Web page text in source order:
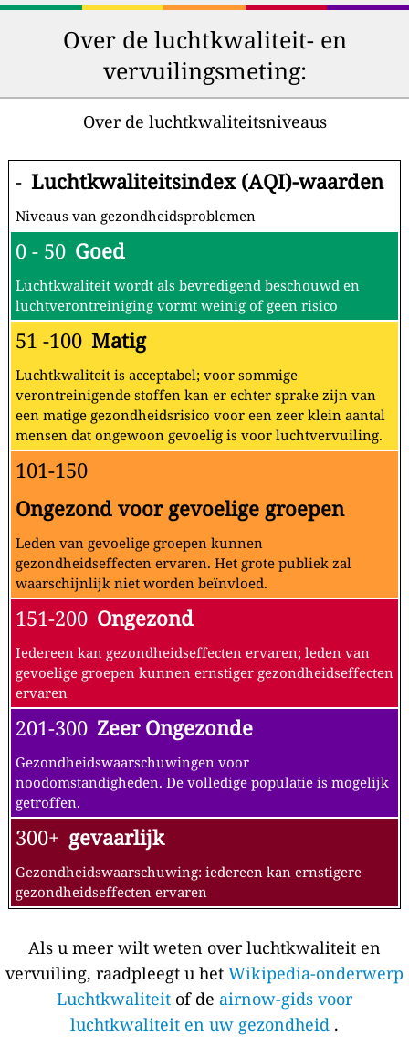
Over de luchtkwaliteit- en
vervuilingsmeting:
Over de luchtkwaliteitsniveaus
- Luchtkwaliteitsindex (AQI)-waarden
Niveaus van gezondheidsproblemen
0 - 50 Goed
Luchtkwaliteit wordt als bevredigend beschouwd en
luchtverontreiniging vormt weinig of geen risico
51 -100 Matig
Luchtkwaliteit is acceptabel; voor sommige
verontreinigende stoffen kan er echter sprake zijn van
een matige gezondheidsrisico voor een zeer klein aantal
mensen dat ongewoon gevoelig is voor luchtvervuiling.
101-150
Ongezond voor gevoelige groepen
Leden van gevoelige groepen kunnen
gezondheidseffecten ervaren. Het grote publiek zal
waarschijnlijk niet worden beïnvloed.
151-200 Ongezond
Iedereen kan gezondheidseffecten ervaren; leden van
gevoelige groepen kunnen ernstiger gezondheidseffecten
ervaren
201-300 Zeer Ongezonde
Gezondheidswaarschuwingen voor
noodomstandigheden. De volledige populatie is mogelijk
getroffen.
300+ gevaarlijk
Gezondheidswaarschuwing: iedereen kan ernstigere
gezondheidseffecten ervaren
Als u meer wilt weten over luchtkwaliteit en
vervuiling, raadpleegt u het Wikipedia-onderwerp
Luchtkwaliteit of de airnow-gids voor
luchtkwaliteit en uw gezondheid .